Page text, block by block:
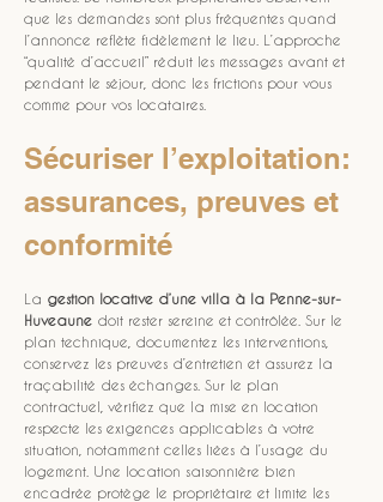
que les demandes sont plus fréquentes quand
l’annonce reflète fidèlement le lieu. L’approche
“qualité d’accueil” réduit les messages avant et
pendant le séjour, donc les frictions pour vous
comme pour vos locataires.
Sécuriser l’exploitation:
assurances, preuves et
conformité
La gestion locative d’une villa à la Penne-sur-
Huveaune doit rester sereine et contrôlée. Sur le
plan technique, documentez les interventions,
conservez les preuves d’entretien et assurez la
traçabilité des échanges. Sur le plan
contractuel, vérifiez que la mise en location
respecte les exigences applicables à votre
situation, notamment celles liées à l’usage du
logement. Une location saisonnière bien
encadrée protège le propriétaire et limite les